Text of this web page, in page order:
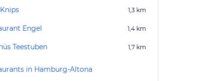
1,3 km
Engel 1,4 km
Teestuben 1,7 km
in Hamburg-Altona